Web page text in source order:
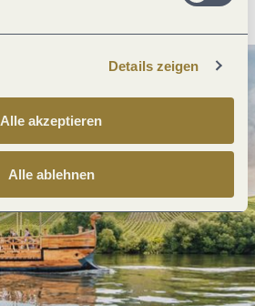
Details zeigen
Alle akzeptieren
Alle ablehnen